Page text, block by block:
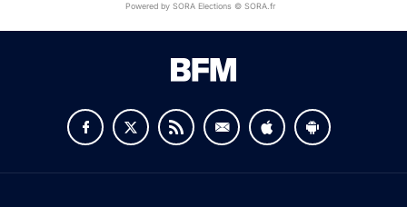
Powered by SORA Elections © SORA.fr